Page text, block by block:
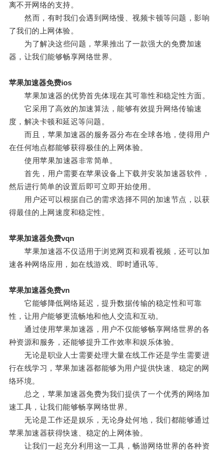
离不开网络的支持。
然而，有时我们会遇到网络慢、视频卡顿等问题，影响
了我们的上网体验。
为了解决这些问题，苹果推出了一款强大的免费加速
器，让我们能够畅享网络世界。
苹果加速器免费ios
苹果加速器的优势首先体现在其可靠性和稳定性方面。
它采用了高效的加速算法，能够有效提升网络传输速
度，解决卡顿和延迟等问题。
而且，苹果加速器的服务器分布在全球各地，使得用户
在任何地点都能够获得极佳的上网体验。
使用苹果加速器非常简单。
首先，用户需要在苹果设备上下载并安装加速器软件，
然后进行简单的设置后即可立即开始使用。
用户还可以根据自己的需求选择不同的加速节点，以获
得最佳的上网速度和稳定性。
苹果加速器免费vqn
苹果加速器不仅适用于浏览网页和观看视频，还可以加
速各种网络应用，如在线游戏、即时通讯等。
苹果加速器免费vn
它能够降低网络延迟，提升数据传输的稳定性和可靠
性，让用户能够更流畅地和他人交流和互动。
通过使用苹果加速器，用户不仅能够畅享网络世界的各
种资源和服务，还能够提升工作效率和娱乐体验。
无论是职业人士需要处理大量在线工作还是学生需要进
行在线学习，苹果加速器都能够为用户提供快速、稳定的网
络环境。
总之，苹果加速器免费为我们提供了一个优秀的网络加
速工具，让我们能够畅享网络世界。
无论是工作还是娱乐，无论身处何地，我们都能够通过
苹果加速器获得快速、稳定的上网体验。
让我们一起充分利用这一工具，畅游网络世界的各种资